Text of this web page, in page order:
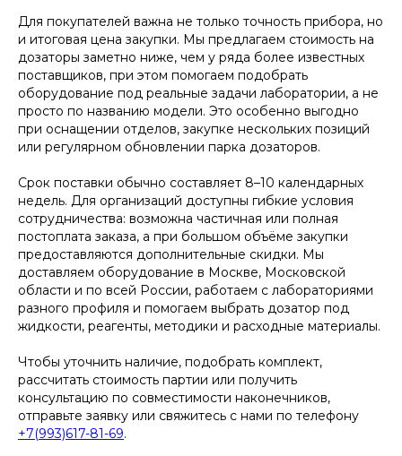
Для покупателей важна не только точность прибора, но
и итоговая цена закупки. Мы предлагаем стоимость на
дозаторы заметно ниже, чем у ряда более известных
поставщиков, при этом помогаем подобрать
оборудование под реальные задачи лаборатории, а не
просто по названию модели. Это особенно выгодно
при оснащении отделов, закупке нескольких позиций
или регулярном обновлении парка дозаторов.
Срок поставки обычно составляет 8–10 календарных
недель. Для организаций доступны гибкие условия
сотрудничества: возможна частичная или полная
постоплата заказа, а при большом объёме закупки
предоставляются дополнительные скидки. Мы
доставляем оборудование в Москве, Московской
области и по всей России, работаем с лабораториями
разного профиля и помогаем выбрать дозатор под
жидкости, реагенты, методики и расходные материалы.
Чтобы уточнить наличие, подобрать комплект,
рассчитать стоимость партии или получить
консультацию по совместимости наконечников,
отправьте заявку или свяжитесь с нами по телефону
+7(993)617-81-69.